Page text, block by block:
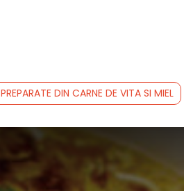
PREPARATE DIN CARNE DE VITA SI MIEL